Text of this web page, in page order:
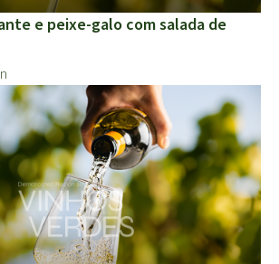
e peixe-galo com salada de